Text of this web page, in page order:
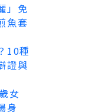
」免
魚套
10種
證與
女
身